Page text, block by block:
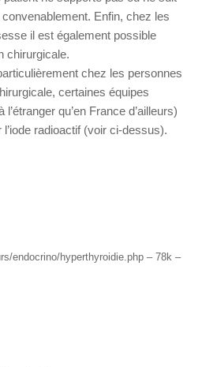
Enfin, chez les
il est également possible
chirurgicale.
chez les personnes
certaines équipes
qu’en France d’ailleurs)
radioactif (voir ci-dessus).
endocrino/hyperthyroidie.php – 78k –